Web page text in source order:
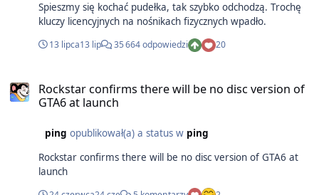
Spieszmy się kochać pudełka, tak szybko odchodzą. Trochę
kluczy licencyjnych na nośnikach fizycznych wpadło.
13 lipca13 lip 35 664 odpowiedzi 20
Rockstar confirms there will be no disc version of
GTA6 at launch
ping opublikował(a) a status w ping
Rockstar confirms there will be no disc version of GTA6 at
launch